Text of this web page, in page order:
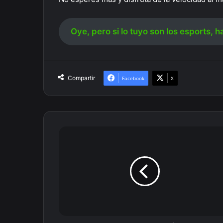
Oye, pero si lo tuyo son los esports,
Compartir Facebook X